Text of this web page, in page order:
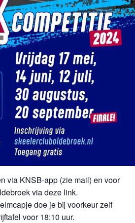
via KNSB-app (zie mail) en voor
via deze link.
doe je bij voorkeur zelf
voor 18:10 uur.